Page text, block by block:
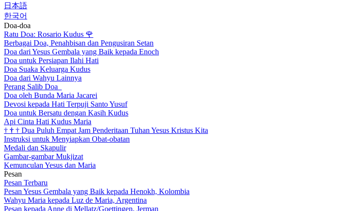
日本語
한국어
Doa-doa
Ratu Doa: Rosario Kudus 🌹
Berbagai Doa, Penahbisan dan Pengusiran Setan
Doa dari Yesus Gembala yang Baik kepada Enoch
Doa untuk Persiapan Ilahi Hati
Doa Suaka Keluarga Kudus
Doa dari Wahyu Lainnya
Perang Salib Doa
Doa oleh Bunda Maria Jacarei
Devosi kepada Hati Terpuji Santo Yusuf
Doa untuk Bersatu dengan Kasih Kudus
Api Cinta Hati Kudus Maria
† † † Dua Puluh Empat Jam Penderitaan Tuhan Yesus Kristus Kita
Instruksi untuk Menyiapkan Obat-obatan
Medali dan Skapulir
Gambar-gambar Mukjizat
Kemunculan Yesus dan Maria
Pesan
Pesan Terbaru
Pesan Yesus Gembala yang Baik kepada Henokh, Kolombia
Wahyu Maria kepada Luz de Maria, Argentina
Pesan kepada Anne di Mellatz/Goettingen, Jerman